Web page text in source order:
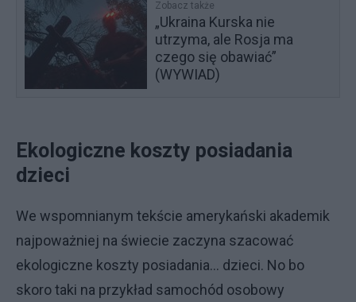
Zobacz także
„Ukraina Kurska nie
utrzyma, ale Rosja ma
czego się obawiać”
(WYWIAD)
Ekologiczne koszty posiadania
dzieci
We wspomnianym tekście amerykański akademik
najpoważniej na świecie zaczyna szacować
ekologiczne koszty posiadania… dzieci. No bo
skoro taki na przykład samochód osobowy